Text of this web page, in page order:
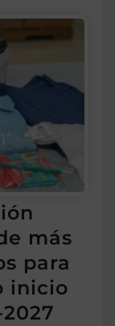
más
para
inicio